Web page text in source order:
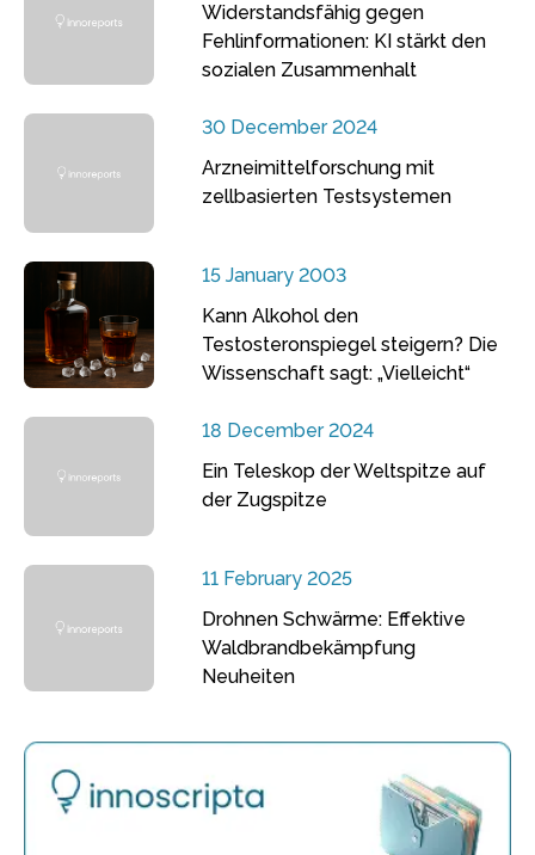
Widerstandsfähig gegen
Fehlinformationen: KI stärkt den
sozialen Zusammenhalt
30 December 2024
Arzneimittelforschung mit
zellbasierten Testsystemen
15 January 2003
Kann Alkohol den
Testosteronspiegel steigern? Die
Wissenschaft sagt: „Vielleicht“
18 December 2024
Ein Teleskop der Weltspitze auf
der Zugspitze
11 February 2025
Drohnen Schwärme: Effektive
Waldbrandbekämpfung
Neuheiten